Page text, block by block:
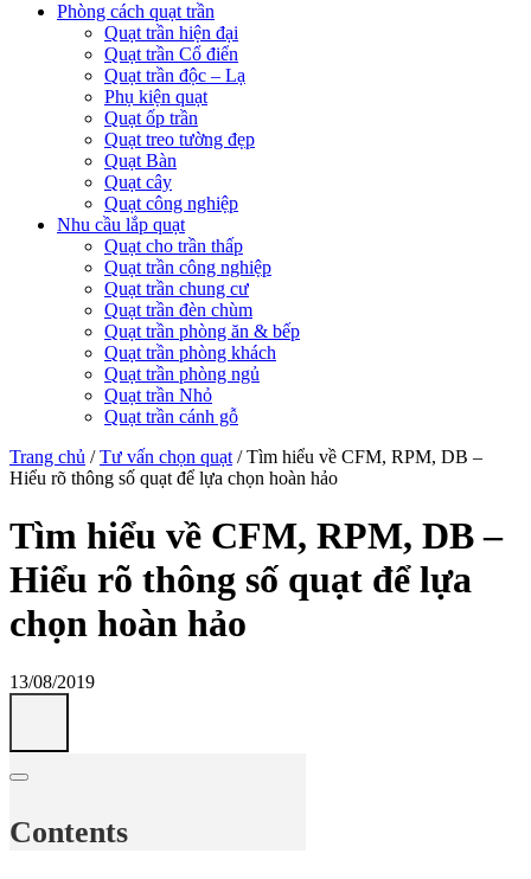
Phòng cách quạt trần
Quạt trần hiện đại
Quạt trần Cổ điển
Quạt trần độc – Lạ
Phụ kiện quạt
Quạt ốp trần
Quạt treo tường đẹp
Quạt Bàn
Quạt cây
Quạt công nghiệp
Nhu cầu lắp quạt
Quạt cho trần thấp
Quạt trần công nghiệp
Quạt trần chung cư
Quạt trần đèn chùm
Quạt trần phòng ăn & bếp
Quạt trần phòng khách
Quạt trần phòng ngủ
Quạt trần Nhỏ
Quạt trần cánh gỗ
Trang chủ /Tư vấn chọn quạt /Tìm hiểu về CFM, RPM, DB –
Hiểu rõ thông số quạt để lựa chọn hoàn hảo
Tìm hiểu về CFM, RPM, DB –
Hiểu rõ thông số quạt để lựa
chọn hoàn hảo
13/08/2019
Contents